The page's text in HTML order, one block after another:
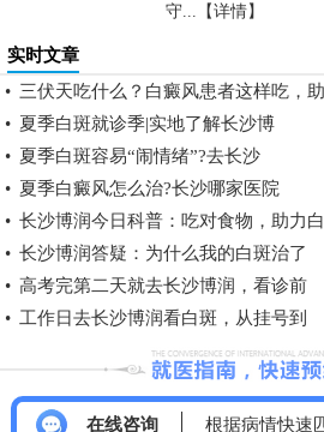
守...【详情】
实时文章
• 三伏天吃什么？白癜风患者这样吃，助
• 夏季白斑就诊季|实地了解长沙博
• 夏季白斑容易“闹情绪”?去长沙
• 夏季白癜风怎么治?长沙哪家医院
• 长沙博润今日科普：吃对食物，助力白
• 长沙博润答疑：为什么我的白斑治了
• 高考完第二天就去长沙博润，看诊前
• 工作日去长沙博润看白斑，从挂号到
在线咨询 根据病情快速